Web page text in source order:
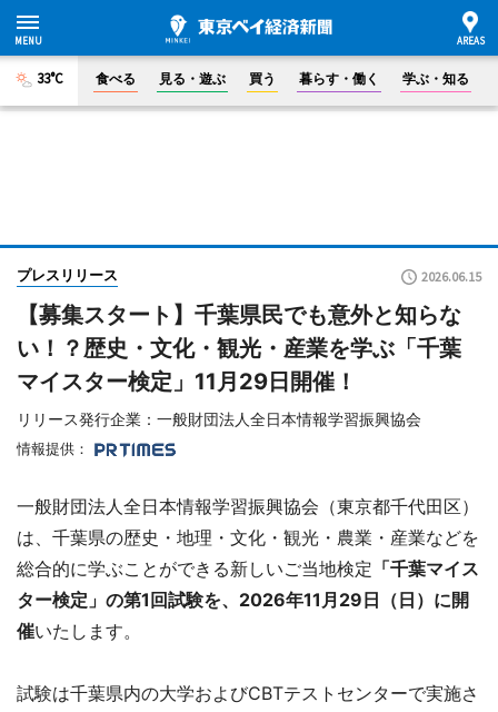
33°C 食べる 見る・遊ぶ 買う 暮らす・働く 学ぶ・知る
プレスリリース 2026.06.15
【募集スタート】千葉県民でも意外と知らな
い！？歴史・文化・観光・産業を学ぶ「千葉
マイスター検定」11月29日開催！
リリース発行企業：一般財団法人全日本情報学習振興協会
情報提供：
一般財団法人全日本情報学習振興協会（東京都千代田区）
は、千葉県の歴史・地理・文化・観光・農業・産業などを
総合的に学ぶことができる新しいご当地検定 「千葉マイス
ター検定」の第1回試験を、2026年11月29日（日）に開
催いたします。
試験は千葉県内の大学およびCBTテストセンターで実施さ